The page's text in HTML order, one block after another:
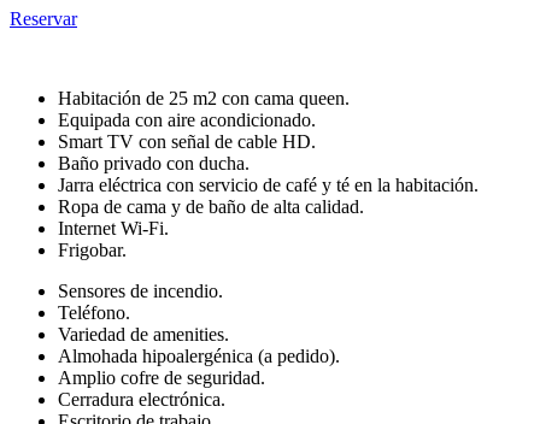
Reservar
Habitación de 25 m2 con cama queen.
Equipada con aire acondicionado.
Smart TV con señal de cable HD.
Baño privado con ducha.
Jarra eléctrica con servicio de café y té en la habitación.
Ropa de cama y de baño de alta calidad.
Internet Wi-Fi.
Frigobar.
Sensores de incendio.
Teléfono.
Variedad de amenities.
Almohada hipoalergénica (a pedido).
Amplio cofre de seguridad.
Cerradura electrónica.